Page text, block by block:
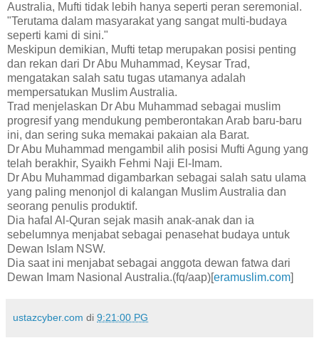
Australia, Mufti tidak lebih hanya seperti peran seremonial.
"Terutama dalam masyarakat yang sangat multi-budaya
seperti kami di sini."
Meskipun demikian, Mufti tetap merupakan posisi penting
dan rekan dari Dr Abu Muhammad, Keysar Trad,
mengatakan salah satu tugas utamanya adalah
mempersatukan Muslim Australia.
Trad menjelaskan Dr Abu Muhammad sebagai muslim
progresif yang mendukung pemberontakan Arab baru-baru
ini, dan sering suka memakai pakaian ala Barat.
Dr Abu Muhammad mengambil alih posisi Mufti Agung yang
telah berakhir, Syaikh Fehmi Naji El-Imam.
Dr Abu Muhammad digambarkan sebagai salah satu ulama
yang paling menonjol di kalangan Muslim Australia dan
seorang penulis produktif.
Dia hafal Al-Quran sejak masih anak-anak dan ia
sebelumnya menjabat sebagai penasehat budaya untuk
Dewan Islam NSW.
Dia saat ini menjabat sebagai anggota dewan fatwa dari
Dewan Imam Nasional Australia.(fq/aap)[eramuslim.com]
ustazcyber.com di 9:21:00 PG